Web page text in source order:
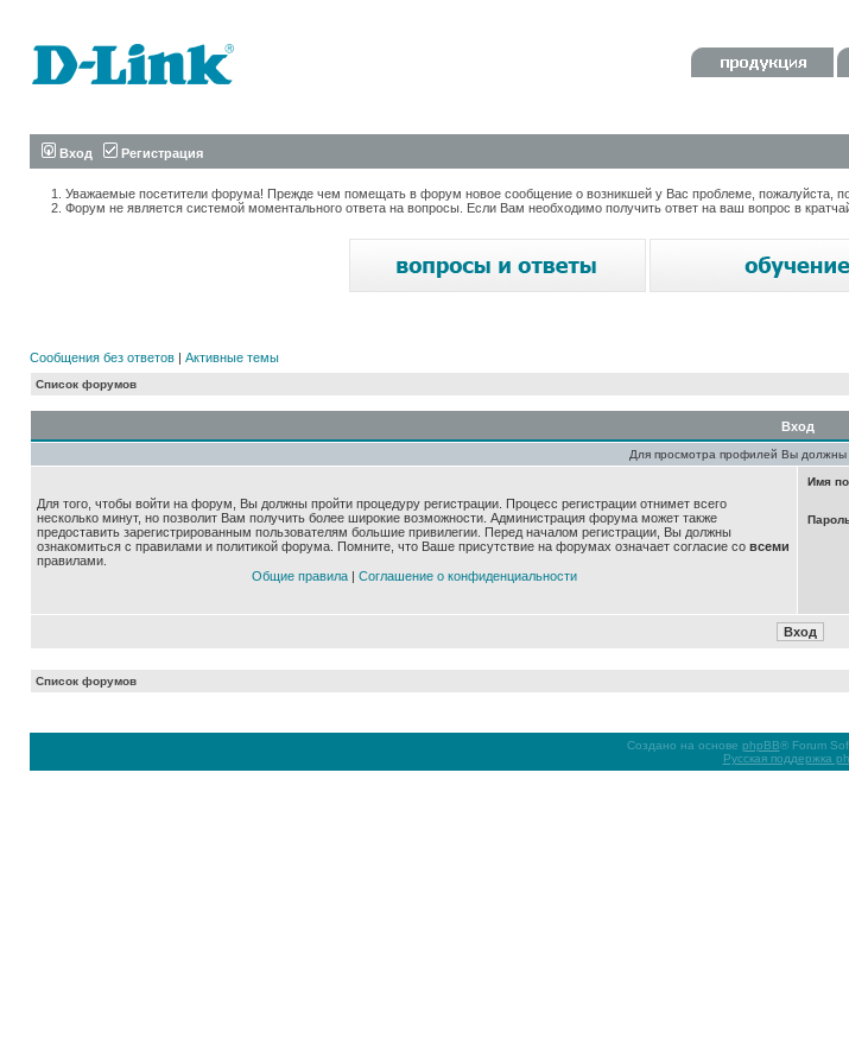
Вход Регистрация
Уважаемые посетители форума! Прежде чем помещать в форум новое сообщение о возникшей у Вас проблеме, пожалуйста,
Форум не является системой моментального ответа на вопросы. Если Вам необходимо получить ответ на ваш вопрос в
Сообщения без ответов | Активные темы
Список форумов
Вход
Для просмотра профилей Вы должны
Для того, чтобы войти на форум, Вы должны пройти процедуру регистрации. Процесс регистрации отнимет всего
несколько минут, но позволит Вам получить более широкие возможности. Администрация форума может также
предоставить зарегистрированным пользователям большие привилегии. Перед началом регистрации, Вы должны
ознакомиться с правилами и политикой форума. Помните, что Ваше присутствие на форумах означает согласие со всеми
правилами.
Общие правила| Соглашение о конфиденциальности
Имя
Список форумов
Создано на основе phpBB® Forum
Русская поддержка